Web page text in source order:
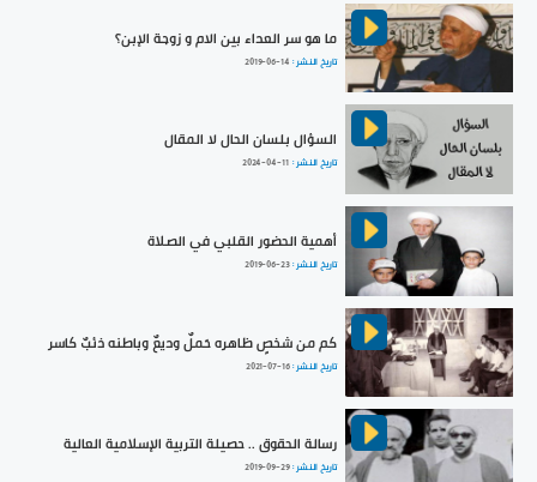
ما هو سر العداء بين الام و زوجة الإبن؟
تاريخ النشر : 2019-06-14
السؤال بلسان الحال لا المقال
تاريخ النشر : 2024-04-11
أهمية الحضور القلبي في الصلاة
تاريخ النشر :2019-06-23
كم من شخصٍ ظاهره حَملٌ وديعٌ وباطنه ذئبٌ كاسر
تاريخ النشر :2021-07-16
رسالة الحقوق .. حصيلة التربية الإسلامية العالية
تاريخ النشر :2019-09-29